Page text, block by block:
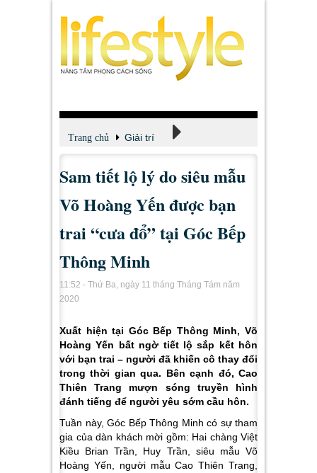
Trang chủ Giải trí
Xem - Nghe - Đọc
Sam tiết lộ lý do siêu mẫu
Võ Hoàng Yến được bạn
trai “cưa đổ” tại Góc Bếp
Thông Minh
11:52 - Thứ Ba, ngày 11 tháng Tháng Tám năm
2020
Xuất hiện tại Góc Bếp Thông Minh, Võ
Hoàng Yến bất ngờ tiết lộ sắp kết hôn
với bạn trai – người đã khiến cô thay đổi
trong thời gian qua. Bên cạnh đó, Cao
Thiên Trang mượn sóng truyền hình
đánh tiếng để người yêu sớm cầu hôn.
Tuần này, Góc Bếp Thông Minh có sự tham
gia của dàn khách mời gồm: Hai chàng Việt
Kiều Brian Trần, Huy Trần, siêu mẫu Võ
Hoàng Yến, người mẫu Cao Thiên Trang,